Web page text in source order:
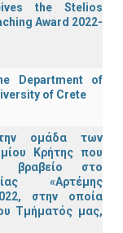
the Stelios
Award 2022-
Department of
of Crete
ομάδα των
Κρήτης που
βραβείο στο
«Αρτέμης
στην οποία
Τμήματός μας,